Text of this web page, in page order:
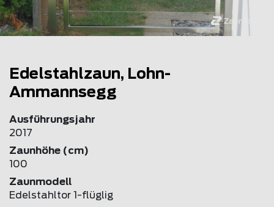
Edelstahlzaun, Lohn-
Ammannsegg
Ausführungsjahr
2017
Zaunhöhe (cm)
100
Zaunmodell
Edelstahltor 1-flüglig